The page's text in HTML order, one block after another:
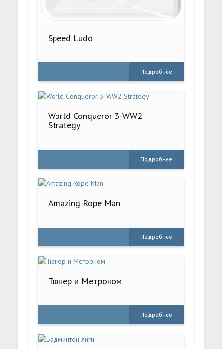
Speed Ludo
Подробнее
World Conqueror 3-WW2
Strategy
Подробнее
Amazing Rope Man
Подробнее
Тюнер и Метроном
Подробнее